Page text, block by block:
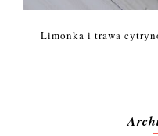
Limonka i trawa